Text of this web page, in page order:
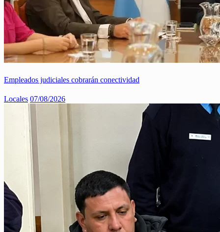
Empleados judiciales cobrarán conectividad
Locales 07/08/2026